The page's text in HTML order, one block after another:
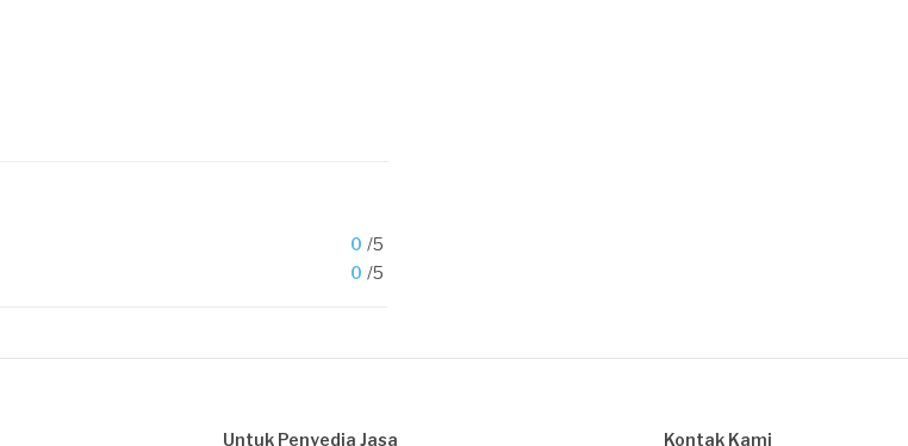
0 /5
0 /5
Untuk Penyedia Jasa
Kontak Kami